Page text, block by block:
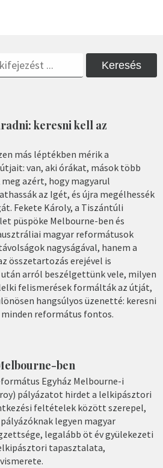
Keresés
keresni kell az
más léptékben mérik a
van, aki órákat, mások több
azért, hogy magyarul
az Igét, és újra megélhessék
Fekete Károly, a Tiszántúli
püspöke Melbourne-ben és
magyar reformátusok
nagyságával, hanem a
összetartozás erejével is
arról beszélgettünk vele, milyen
felismerések formálták az útját,
hangsúlyos üzenetté: keresni
református fontos.
ben
Egyház Melbourne-i
pályázatot hirdet a lelkipásztori
feltételek között szerepel,
legyen magyar
legalább öt év gyülekezeti
tapasztalata,